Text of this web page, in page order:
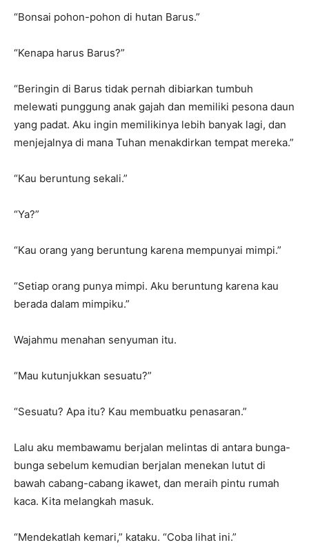
“Bonsai pohon-pohon di hutan Barus.”
“Kenapa harus Barus?”
“Beringin di Barus tidak pernah dibiarkan tumbuh
melewati punggung anak gajah dan memiliki pesona daun
yang padat. Aku ingin memilikinya lebih banyak lagi, dan
menjejalnya di mana Tuhan menakdirkan tempat mereka.”
“Kau beruntung sekali.”
“Ya?”
“Kau orang yang beruntung karena mempunyai mimpi.”
“Setiap orang punya mimpi. Aku beruntung karena kau
berada dalam mimpiku.”
Wajahmu menahan senyuman itu.
“Mau kutunjukkan sesuatu?”
“Sesuatu? Apa itu? Kau membuatku penasaran.”
Lalu aku membawamu berjalan melintas di antara bunga-
bunga sebelum kemudian berjalan menekan lutut di
bawah cabang-cabang ikawet, dan meraih pintu rumah
kaca. Kita melangkah masuk.
“Mendekatlah kemari,” kataku. “Coba lihat ini.”